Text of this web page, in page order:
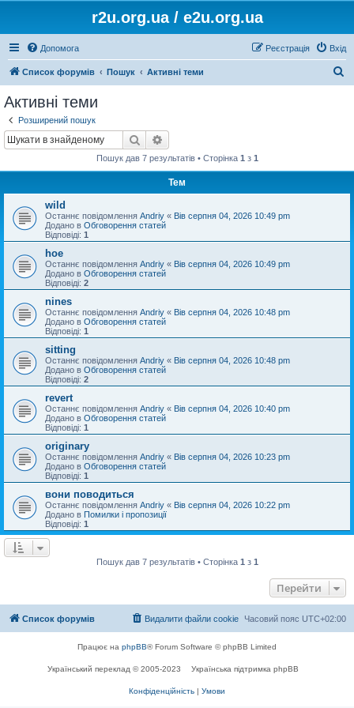
r2u.org.ua / e2u.org.ua
Допомога Вхід
Реєстрація
Список форумів Пошук Активні теми
Активні теми
Розширений пошук
Пошук
Пошук дав 7 результатів • Сторінка 1 з 1
Тем
wild
Останнє повідомлення Andriy « Вів серпня 04, 2026 10:49 pm
Додано в Обговорення статей
Відповіді: 1
hoe
Останнє повідомлення Andriy « Вів серпня 04, 2026 10:49 pm
Додано в Обговорення статей
Відповіді: 2
nines
Останнє повідомлення Andriy « Вів серпня 04, 2026 10:48 pm
Додано в Обговорення статей
Відповіді: 1
sitting
Останнє повідомлення Andriy « Вів серпня 04, 2026 10:48 pm
Додано в Обговорення статей
Відповіді: 2
revert
Останнє повідомлення Andriy « Вів серпня 04, 2026 10:40 pm
Додано в Обговорення статей
Відповіді: 1
originary
Останнє повідомлення Andriy « Вів серпня 04, 2026 10:23 pm
Додано в Обговорення статей
Відповіді: 1
вони поводиться
Останнє повідомлення Andriy « Вів серпня 04, 2026 10:22 pm
Додано в Помилки і пропозиції
Відповіді: 1
Пошук дав 7 результатів • Сторінка 1 з 1
Перейти
Список форумів Часовий пояс UTC+02:00
Видалити файли cookie
Працює на phpBB® Forum Software © phpBB Limited
Український переклад © 2005-2023 Українська підтримка phpBB
Конфіденційність | Умови